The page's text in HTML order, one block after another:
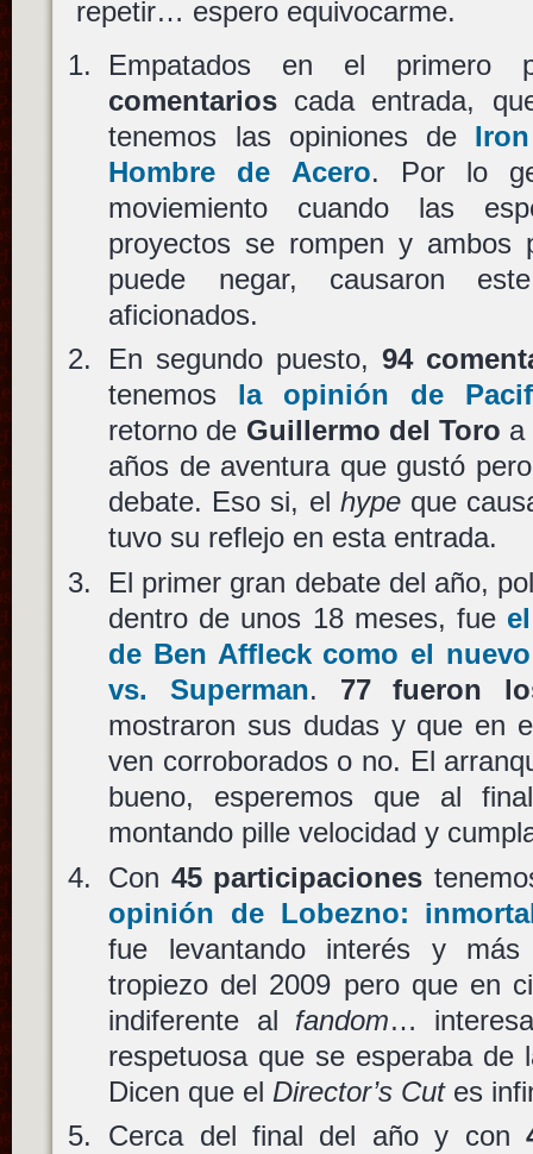
repetir… espero equivocarme.
Empatados en el
comentarios cada entrada,
tenemos las opiniones de
Hombre de Acero. Por lo
moviemiento cuando las
proyectos se rompen y ambos
puede negar, causaron
aficionados.
En segundo puesto, 94
tenemos la opinión de
retorno de Guillermo del Toro a
años de aventura que gustó
debate. Eso si, el hypeque
tuvo su reflejo en esta entrada.
El primer gran debate del año,
dentro de unos 18 meses, fue
de Ben Affleckcomo el
vs. Superman. 77 fueron
mostraron sus dudas y que en
ven corroborados o no. El
bueno, esperemos que al
montando pille velocidad y
Con 45 participaciones
opinión de Lobezno:
fue levantando interés y
tropiezo del 2009 pero que en
indiferente al fandom…
respetuosa que se esperaba de
Dicen que el Director’s Cutes
Cerca del final del año y con